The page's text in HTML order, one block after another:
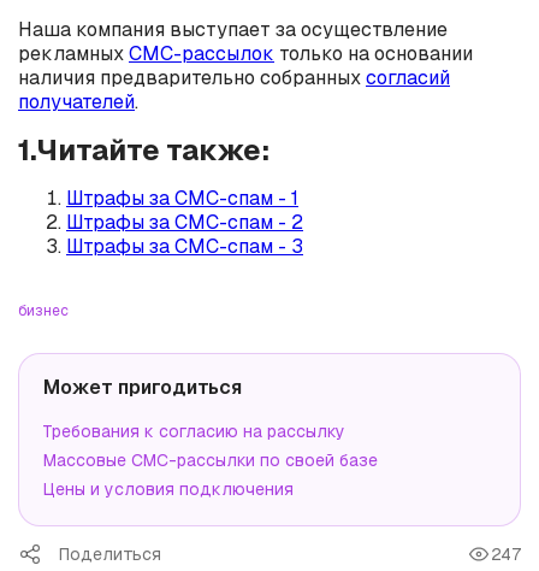
Наша компания выступает за осуществление
рекламныхСМС-рассылок только на основании
наличия предварительно собранныхсогласий
получателей.
1.Читайте также:
Штрафы за СМС-спам - 1
Штрафы за СМС-спам - 2
Штрафы за СМС-спам - 3
бизнес
Может пригодиться
Требования к согласию на рассылку
Массовые СМС-рассылки по своей базе
Цены и условия подключения
Поделиться 247